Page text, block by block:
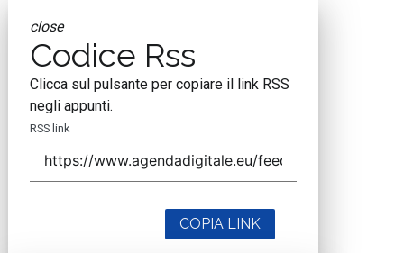
close
Codice Rss
Clicca sul pulsante per copiare il link RSS
negli appunti.
RSS link
COPIA LINK